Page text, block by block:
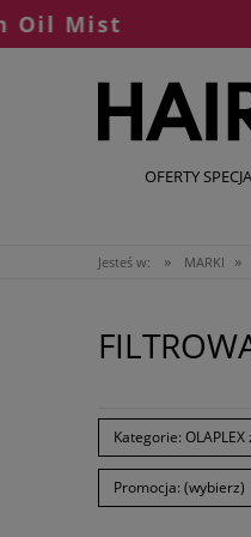
OFERTY
Jesteś w: » MARKI »
Kategorie:
Promocja: (wybierz)